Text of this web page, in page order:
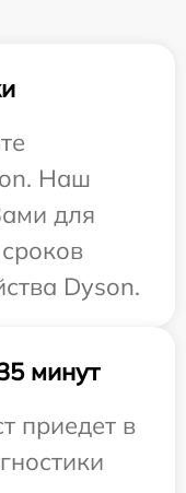
Наш
для
Dyson.
минут
приедет в